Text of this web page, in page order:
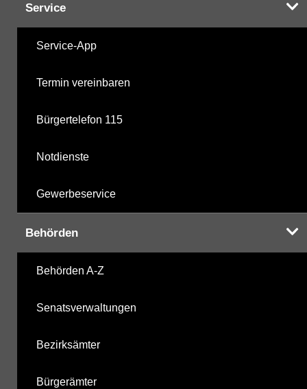
Service
Service-App
Termin vereinbaren
Bürgertelefon 115
Notdienste
Gewerbeservice
Behörden
Behörden A-Z
Senatsverwaltungen
Bezirksämter
Bürgerämter